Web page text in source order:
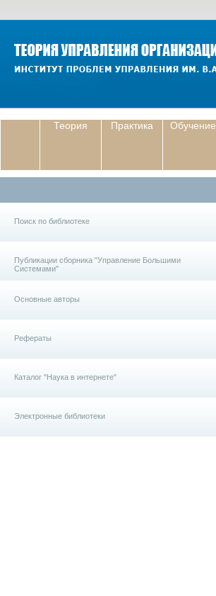
Теория Практика Обучение
Поиск по библиотеке
Публикации сборника "Управление Большими
Системами"
Основные авторы
Рефераты
Каталог "Наука в интернете"
Электронные библиотеки